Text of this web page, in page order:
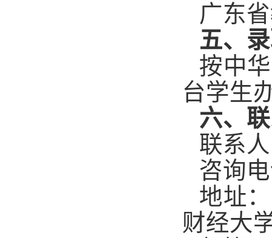
广东
五、
按中
台学生
六、
联系
咨询
地址
财经大